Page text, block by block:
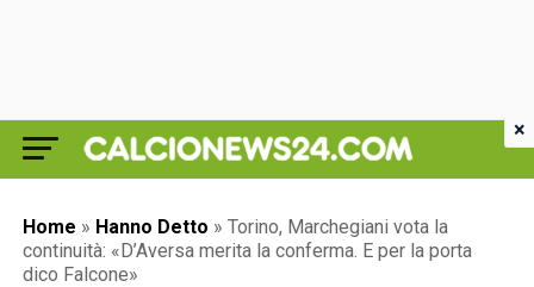
Home » Hanno Detto » Torino, Marchegiani vota la
continuità: «D’Aversa merita la conferma. E per la porta
dico Falcone»
×